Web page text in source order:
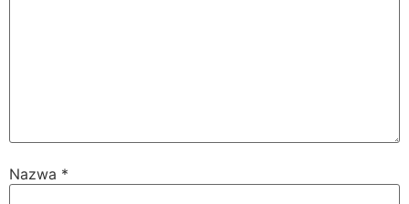
Nazwa *